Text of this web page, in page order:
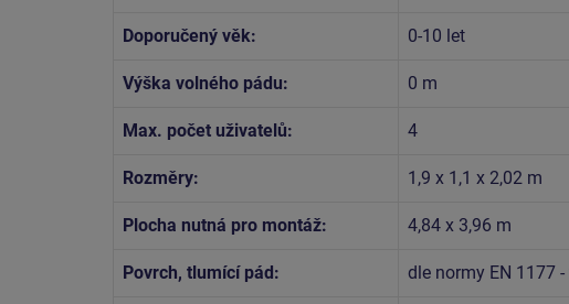
Doporučený věk: 0-10 let
Výška volného pádu: 0 m
Max. počet uživatelů: 4
Rozměry: 1,9 x 1,1 x 2,02 m
Plocha nutná pro montáž: 4,84 x 3,96 m
Povrch, tlumící pád: dle normy EN 1177